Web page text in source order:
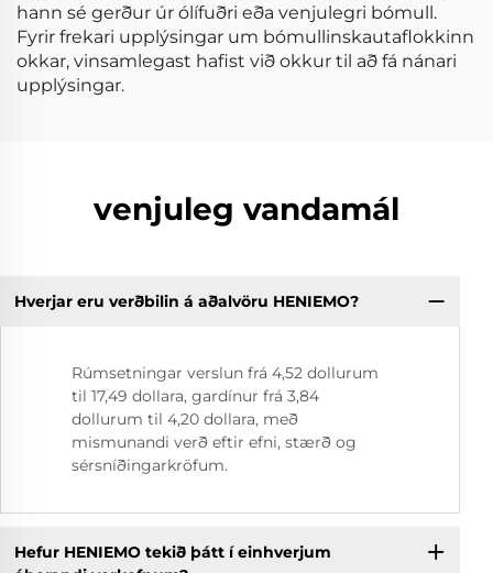
hann sé gerður úr ólífuðri eða venjulegri bómull.
Fyrir frekari upplýsingar um bómullinskautaflokkinn
okkar, vinsamlegast hafist við okkur til að fá nánari
upplýsingar.
venjuleg vandamál
Hverjar eru verðbilin á aðalvöru HENIEMO?
Rúmsetningar verslun frá 4,52 dollurum
til 17,49 dollara, gardínur frá 3,84
dollurum til 4,20 dollara, með
mismunandi verð eftir efni, stærð og
sérsníðingarkröfum.
Hefur HENIEMO tekið þátt í einhverjum